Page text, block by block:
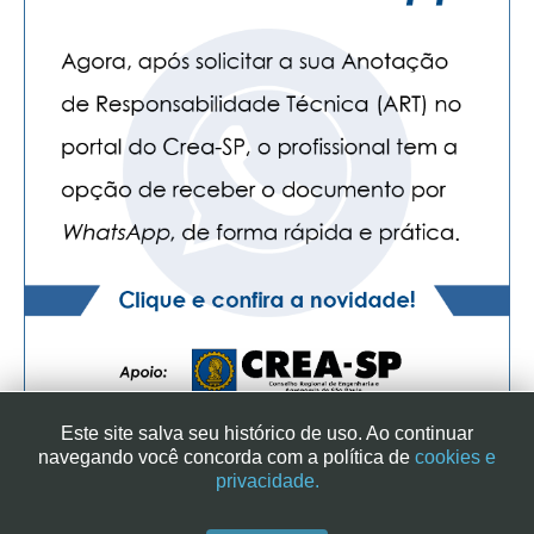
SINDICATO DOS ENGENHEIROS NO ESTADO DE SÃO PAULO
Este site salva seu histórico de uso. Ao continuar
navegando você concorda com a política de cookies e
privacidade.